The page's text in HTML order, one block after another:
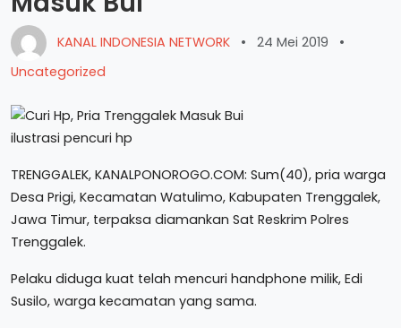
KANAL INDONESIA NETWORK • 24 Mei 2019
•
Uncategorized
ilustrasi pencuri hp
TRENGGALEK, KANALPONOROGO.COM: Sum(40), pria warga
Desa Prigi, Kecamatan Watulimo, Kabupaten Trenggalek,
Jawa Timur, terpaksa diamankan Sat Reskrim Polres
Trenggalek.
Pelaku diduga kuat telah mencuri handphone milik, Edi
Susilo, warga kecamatan yang sama.